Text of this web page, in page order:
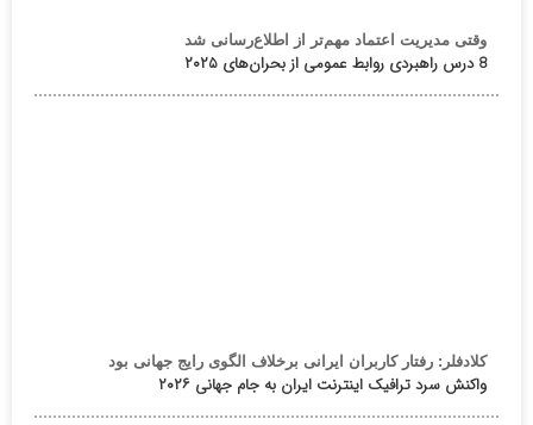
وقتی مدیریت اعتماد مهم‌تر از اطلاع‌رسانی شد
8 درس راهبردی روابط عمومی از بحران‌های ۲۰۲۵
کلادفلر: رفتار کاربران ایرانی برخلاف الگوی رایج جهانی بود
واکنش سرد ترافیک اینترنت ایران به جام جهانی ۲۰۲۶